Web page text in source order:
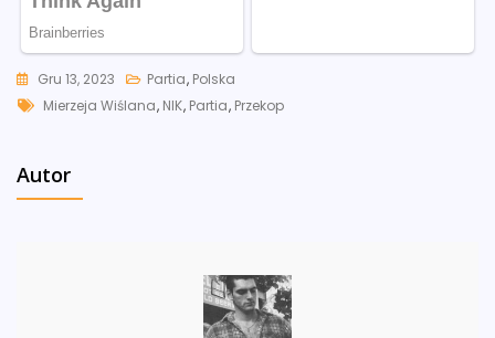
Gru 13, 2023 Partia, Polska
Tags
Mierzeja Wiślana, NIK, Partia, Przekop
Autor